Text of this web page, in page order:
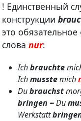
! Единственный
конструкции
это
слова nur:
Ichbrauchte
Ichmusstemich
Dubrauchst
bringen = Du
Werkstatt